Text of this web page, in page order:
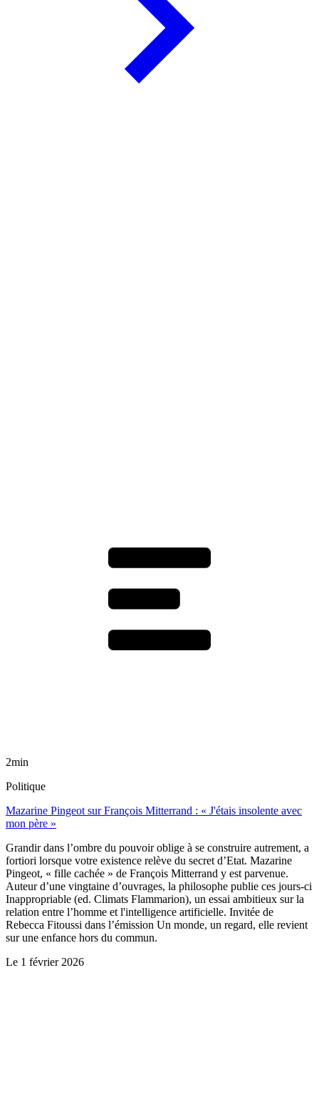
2min
Politique
Mazarine Pingeot sur François Mitterrand : « J'étais insolente avec
mon père »
Grandir dans l’ombre du pouvoir oblige à se construire autrement, a
fortiori lorsque votre existence relève du secret d’Etat. Mazarine
Pingeot, « fille cachée » de François Mitterrand y est parvenue.
Auteur d’une vingtaine d’ouvrages, la philosophe publie ces jours-ci
Inappropriable (ed. Climats Flammarion), un essai ambitieux sur la
relation entre l’homme et l'intelligence artificielle. Invitée de
Rebecca Fitoussi dans l’émission Un monde, un regard, elle revient
sur une enfance hors du commun.
Le 1 février 2026